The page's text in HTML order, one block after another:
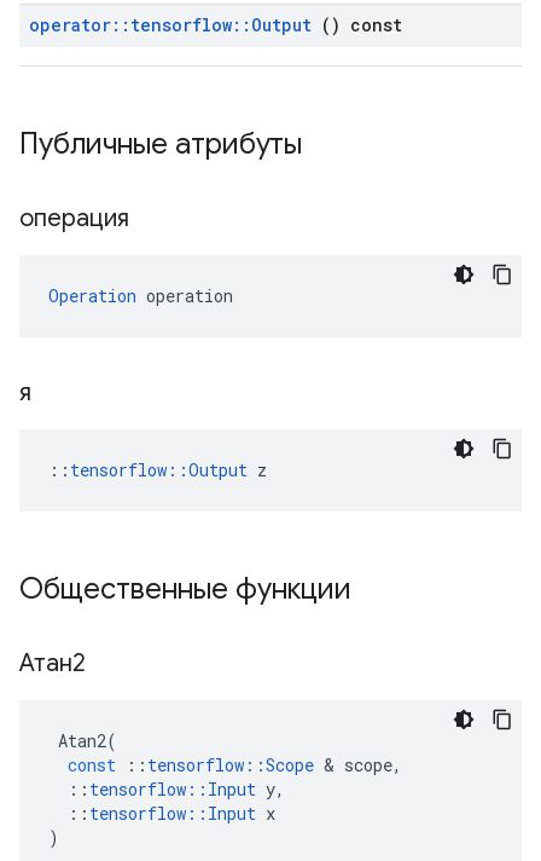
operator:: tensorflow:: Output () const
Публичные атрибуты
операция
Operation operation
я
:: tensorflow::Output z
Общественные функции
Атан2
Atan2(
const
:: tensorflow ::Scope & scope,
:: tensorflow :: Input y,
:: tensorflow :: Input x
)